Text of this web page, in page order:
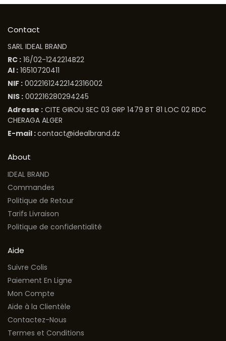
Contact
SARL IDEAL BRAND
RC : 16/02-1242214B22
AI : 16510720411
NIF : 00221612422142316002
NIS : 002216280294245
Adresse : CITE GIROU SEC 03 GRP 1479 BT 81 LOC 02 RDC
CHERAGA ALGER
E-mail :contact@idealbrand.dz
About
IDEAL BRAND
Commandes
Politique de Retour
Tarifs Livraison
Politique de confidentialité
Aide
Suivre Colis
Paiement En Ligne
Mon Compte
Aide à la Clientèle
Contactez-Nous
Termes et Conditions